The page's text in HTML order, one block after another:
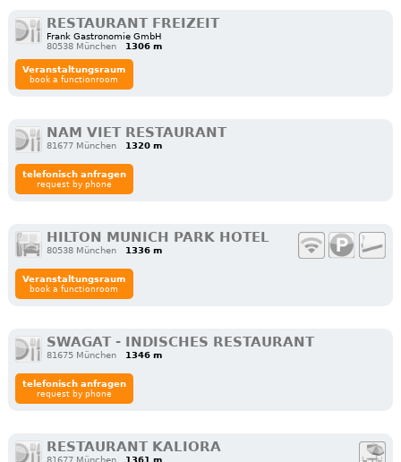
RESTAURANT FREIZEIT
Frank Gastronomie GmbH
80538 München
1306 m
Veranstaltungsraum
book a functionroom
NAM VIET RESTAURANT
81677 München 1320 m
telefonisch anfragen
request by phone
HILTON MUNICH PARK HOTEL
80538 München 1336 m
Veranstaltungsraum
book a functionroom
SWAGAT - INDISCHES RESTAURANT
81675 München 1346 m
telefonisch anfragen
request by phone
RESTAURANT KALIORA
81677 München 1361 m